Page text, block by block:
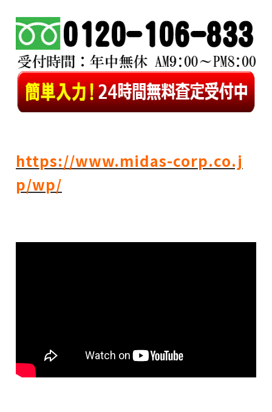
https://www.midas-corp.co.j
p/wp/